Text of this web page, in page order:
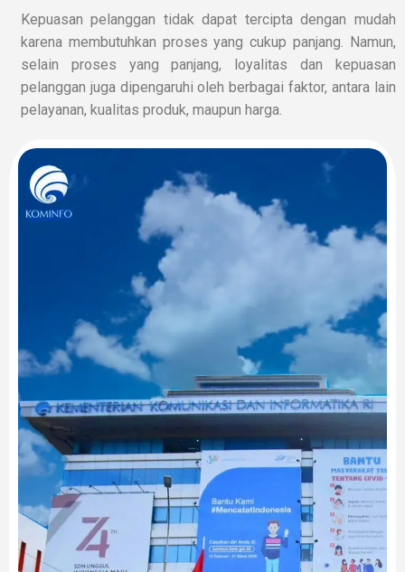
Kepuasan pelanggan tidak dapat tercipta dengan mudah
karena membutuhkan proses yang cukup panjang. Namun,
selain proses yang panjang, loyalitas dan kepuasan
pelanggan juga dipengaruhi oleh berbagai faktor, antara lain
pelayanan, kualitas produk, maupun harga.